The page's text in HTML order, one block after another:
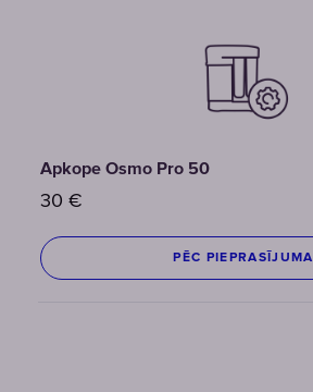
Apkope Osmo Pro 50
30 €
PĒC PIEPRASĪJUMA